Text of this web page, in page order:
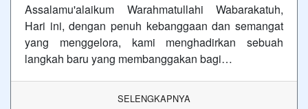
Assalamu'alaikum Warahmatullahi Wabarakatuh,
Hari ini, dengan penuh kebanggaan dan semangat
yang menggelora, kami menghadirkan sebuah
langkah baru yang membanggakan bagi…
SELENGKAPNYA